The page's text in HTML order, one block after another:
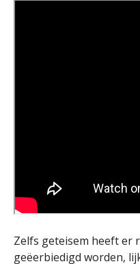
Zelfs geteisem heeft er
geëerbiedigd worden,